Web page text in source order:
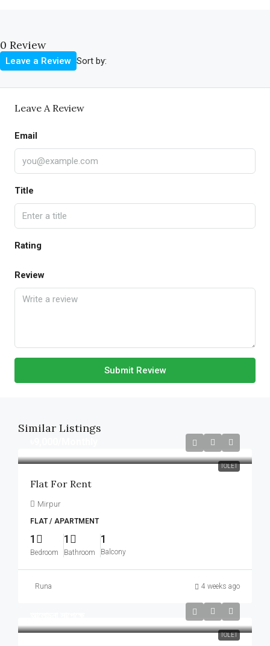
0 Review
Sort by:
Leave a Review
Leave A Review
Email
Title
Rating
Review
Submit Review
Similar Listings
TOLET
Flat For Rent
Mirpur
FLAT / APARTMENT
1
Bedroom
1
Bathroom
1
Balcony
Runa 4 weeks ago
TOLET